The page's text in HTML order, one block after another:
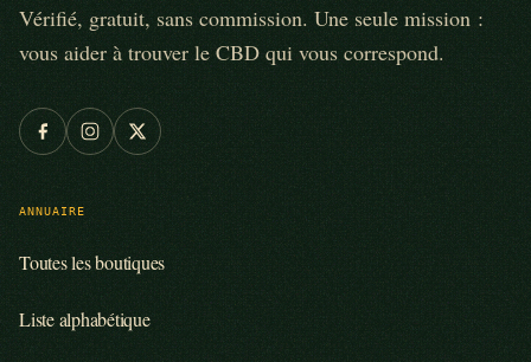
Vérifié, gratuit, sans commission. Une seule mission :
vous aider à trouver le CBD qui vous correspond.
ANNUAIRE
Toutes les boutiques
Liste alphabétique